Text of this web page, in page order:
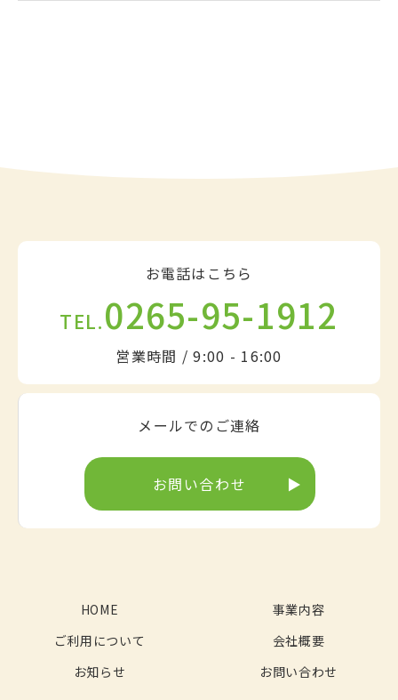
お電話はこちら
TEL.0265-95-1912
営業時間 / 9:00 - 16:00
メールでのご連絡
お問い合わせ
HOME
事業内容
ご利用について
会社概要
お知らせ
お問い合わせ